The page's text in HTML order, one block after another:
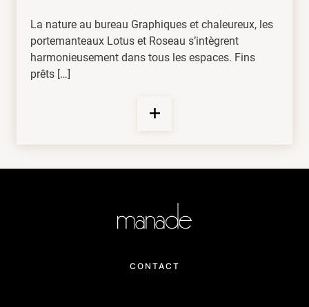
La nature au bureau Graphiques et chaleureux, les
portemanteaux Lotus et Roseau s’intègrent
harmonieusement dans tous les espaces. Fins
prêts […]
CONTACT